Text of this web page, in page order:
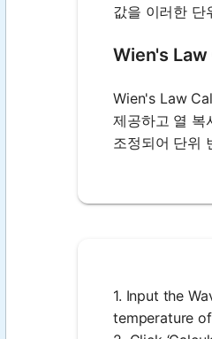
값을 이러한 단
Wien's Law
Wien's Law
제공하고 열 복
조정되어 단위
1. Input the
temperature